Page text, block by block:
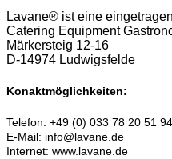
Lavane® ist eine
Catering Equipment
Märkersteig 12-16
D-14974 Ludwigsfelde
Konaktmöglichkeiten:
Telefon: +49 (0) 033 78 20 51
E-Mail: info@lavane.de
Internet: www.lavane.de